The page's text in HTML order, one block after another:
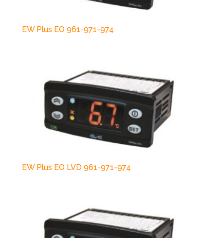
EW Plus EO 961-971-974
EW Plus EO LVD 961-971-974